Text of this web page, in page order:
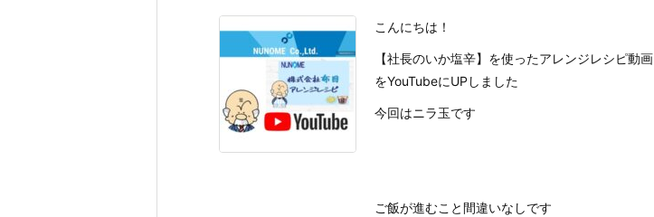
こんにちは！
【社長のいか塩辛】を使ったアレンジレシピ動画
をYouTubeにUPしました
今回はニラ玉です
ご飯が進むこと間違いなしです